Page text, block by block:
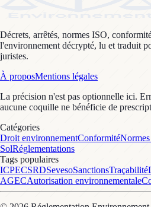
Décrets, arrêtés, normes ISO,
l'environnement décrypté, lu et traduit
juristes.
À proposMentions légales
La précision n'est pas optionnelle ici.
aucune coquille ne bénéficie de
Catégories
Droit environnementConformité
SolRéglementations
Tags populaires
ICPECSRDSevesoSanctionsTraçabilité
AGECAutorisation environnementale